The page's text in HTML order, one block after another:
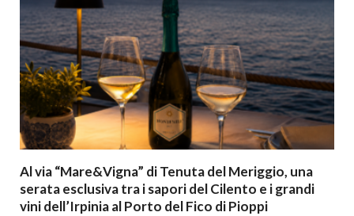
Al via “Mare&Vigna” di Tenuta del Meriggio, una
serata esclusiva tra i sapori del Cilento e i grandi
vini dell’Irpinia al Porto del Fico di Pioppi